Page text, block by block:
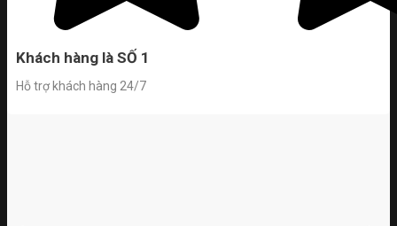
Khách hàng là SỐ 1
Hỗ trợ khách hàng 24/7